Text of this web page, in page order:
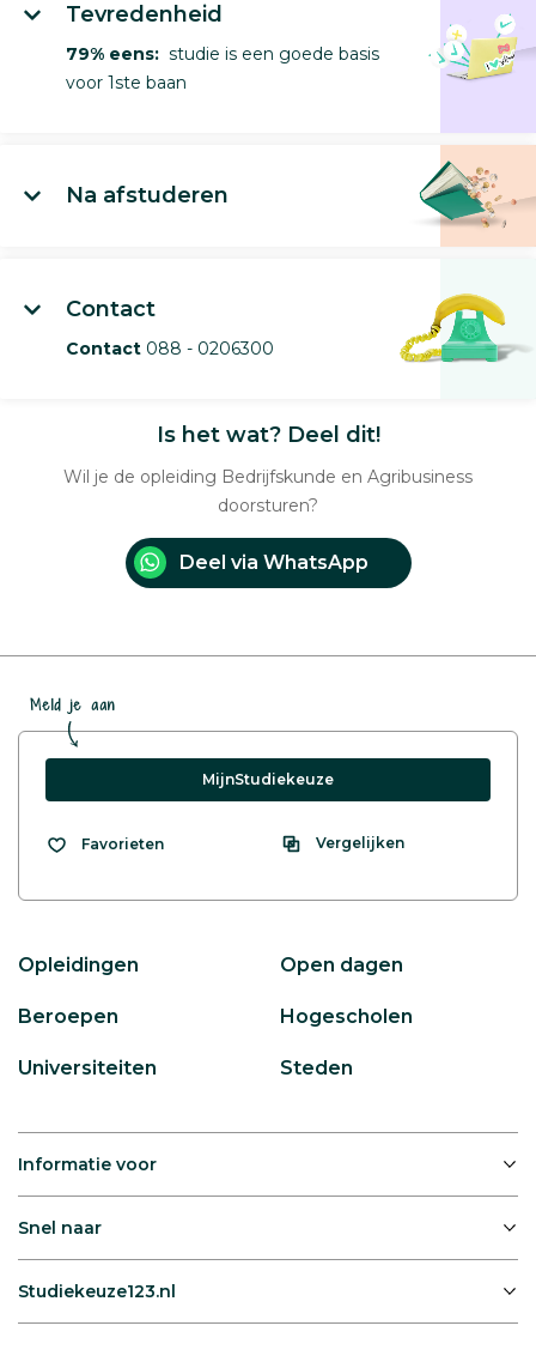
Tevredenheid
79% eens: studie is een goede basis
voor 1ste baan
Na afstuderen
Contact
Contact 088 - 0206300
Is het wat? Deel dit!
Wil je de opleiding Bedrijfskunde en Agribusiness
doorsturen?
Deel via WhatsApp
Meld je aan
MijnStudiekeuze
Favorieten Vergelijken
Opleidingen Open dagen
Beroepen Hogescholen
Universiteiten Steden
Informatie voor
Snel naar
Studiekeuze123.nl